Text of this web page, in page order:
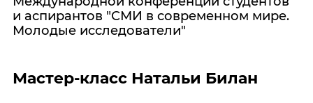
и аспирантов "СМИ в современном мире.
Молодые исследователи"
Мастер-класс Натальи Билан